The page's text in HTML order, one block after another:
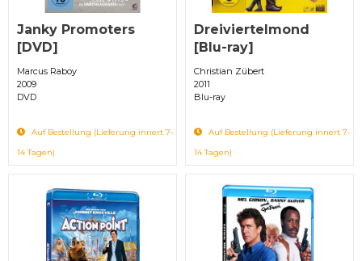
Janky Promoters
[DVD]
Marcus Raboy
2009
DVD
Auf Bestellung (Lieferung innert 7-
14 Tagen)
Dreiviertelmond
[Blu-ray]
Christian Zübert
2011
Blu-ray
Auf Bestellung (Lieferung innert 7-
14 Tagen)